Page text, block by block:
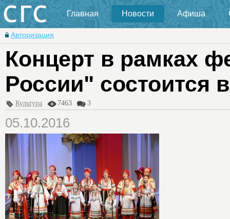
Главная Новости Афиша
Авторизация
Концерт в рамках
России" состоится
Культура 7463 3
05.10.2016